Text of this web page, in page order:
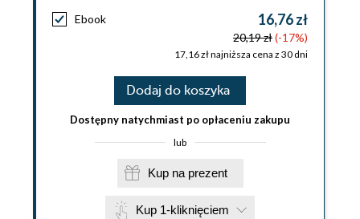
Ebook 16,76 zł
20,19 zł(-17%)
17,16 zł najniższa cena z 30 dni
Dodaj do koszyka
Dostępny natychmiast po opłaceniu zakupu
lub
Kup na prezent
Kup 1-kliknięciem